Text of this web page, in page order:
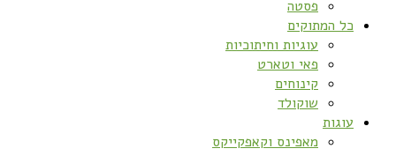
פסטה
כל המתוקים
עוגיות וחיתוכיות
פאי וטארט
קינוחים
שוקולד
עוגות
מאפינס וקאפקייקס